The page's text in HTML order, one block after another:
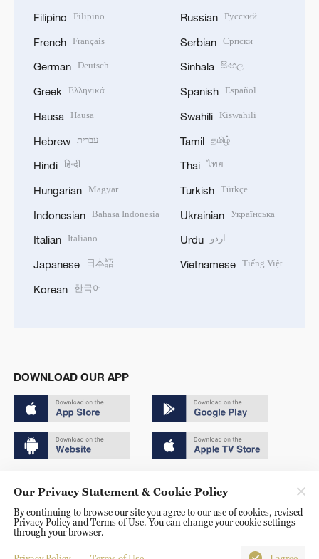
Filipino Filipino
French Français
German Deutsch
Greek Ελληνικά
Hausa Hausa
Hebrew עברית
Hindi हिन्दी
Hungarian Magyar
Indonesian Bahasa Indonesia
Italian Italiano
Japanese 日本語
Korean 한국어
Russian Русский
Serbian Српски
Sinhala සිංහල
Spanish Español
Swahili Kiswahili
Tamil தமிழ்
Thai ไทย
Turkish Türkçe
Ukrainian Українська
Urdu اردو
Vietnamese Tiếng Việt
DOWNLOAD OUR APP
京ICP备20000184号
京公网安备 11010502050052号
Disinformation report hotline: 010-85061466
Our Privacy Statement & Cookie Policy
By continuing to browse our site you agree to our use of cookies, revised
Privacy Policy and Terms of Use. You can change your cookie settings
through your browser.